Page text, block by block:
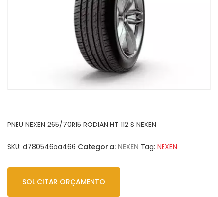
PNEU NEXEN 265/70R15 RODIAN HT 112 S NEXEN
SKU: d780546ba466 Categoria: NEXEN Tag: NEXEN
SOLICITAR ORÇAMENTO